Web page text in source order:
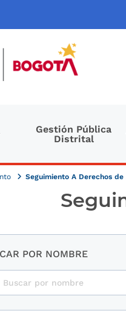
Gestión Pública
Distrital
Seguimiento A Derechos de
POR NOMBRE